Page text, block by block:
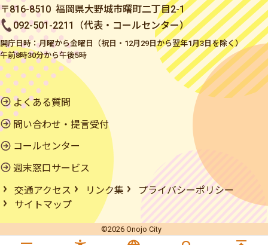
〒816-8510 福岡県大野城市曙町二丁目2-1
092-501-2211（代表・コールセンター）
開庁日時：月曜から金曜日（祝日・12月29日から翌年1月3日を除く）
午前8時30分から午後5時
よくある質問
問い合わせ・提言受付
コールセンター
週末窓口サービス
交通アクセス
リンク集
プライバシーポリシー
サイトマップ
©2026 Onojo City